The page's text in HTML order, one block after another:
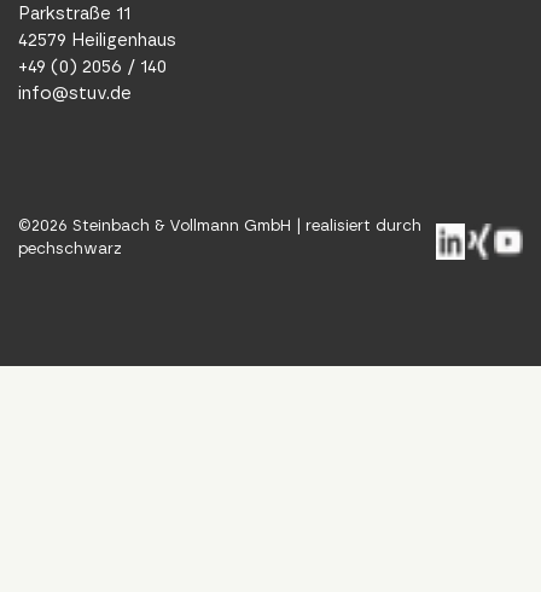
Parkstraße 11
42579 Heiligenhaus
+49 (0) 2056 / 140
info@stuv.de
©2026 Steinbach & Vollmann GmbH | realisiert durch
pechschwarz